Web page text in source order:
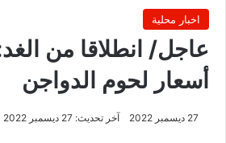
اخبار محلية
عاجل/ انطلاقا من
أسعار لحوم الدواجن
27 ديسمبر 2022 آخر تحديث: 27 ديسمبر 2022